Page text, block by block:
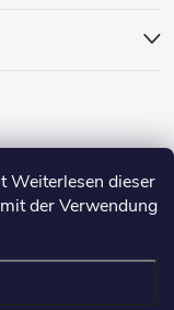
Weiterlesen dieser
der Verwendung